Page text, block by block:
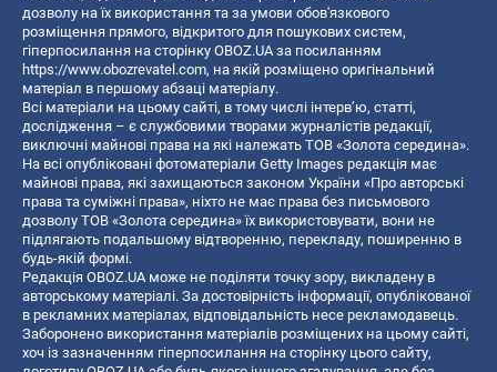
дозволу на їх використання та за умови обов'язкового
розміщення прямого, відкритого для пошукових систем,
гіперпосилання на сторінку OBOZ.UA за посиланням
https://www.obozrevatel.com, на якій розміщено оригінальний
матеріал в першому абзаці матеріалу.
Всі матеріали на цьому сайті, в тому числі інтерв’ю, статті,
дослідження – є службовими творами журналістів редакції,
виключні майнові права на які належать ТОВ «Золота середина».
На всі опубліковані фотоматеріали Getty Images редакція має
майнові права, які захищаються законом України «Про авторські
права та суміжні права», ніхто не має права без письмового
дозволу ТОВ «Золота середина» їх використовувати, вони не
підлягають подальшому відтворенню, перекладу, поширенню в
будь-якій формі.
Редакція OBOZ.UA може не поділяти точку зору, викладену в
авторському матеріалі. За достовірність інформації, опублікованої
в рекламних матеріалах, відповідальність несе рекламодавець.
Заборонено використання матеріалів розміщених на цьому сайті,
хоч із зазначенням гіперпосилання на сторінку цього сайту,